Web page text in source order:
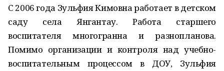
С 2006 года Зульфия Кимовна работает в детском
саду села Янгантау. Работа старшего
воспитателя многогранна и разнопланова.
Помимо организации и контроля над учебно-
воспитательным процессом в ДОУ, Зульфия